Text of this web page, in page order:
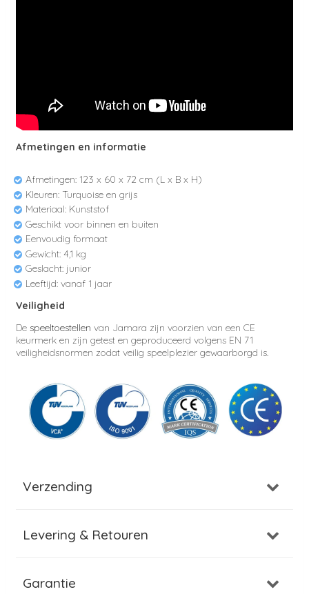
Afmetingen en informatie
Afmetingen: 123 x 60 x 72 cm (L x B x H)
Kleuren: Turquoise en grijs
Materiaal: Kunststof
Geschikt voor binnen en buiten
Eenvoudig formaat
Gewicht: 4,1 kg
Geslacht: junior
Leeftijd: vanaf 1 jaar
Veiligheid
De speeltoestellen van Jamara zijn voorzien van een CE
keurmerk en zijn getest en geproduceerd volgens EN 71
veiligheidsnormen zodat veilig speelplezier gewaarborgd is.
Verzending
Levering & Retouren
Garantie